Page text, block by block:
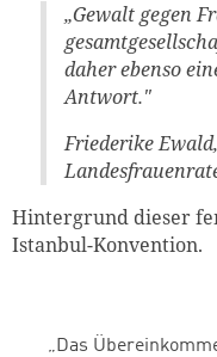
„Gewalt gegen
daher ebenso
Antwort."
Friederike
Hintergrund dieser
Istanbul-Konvention.
„Das